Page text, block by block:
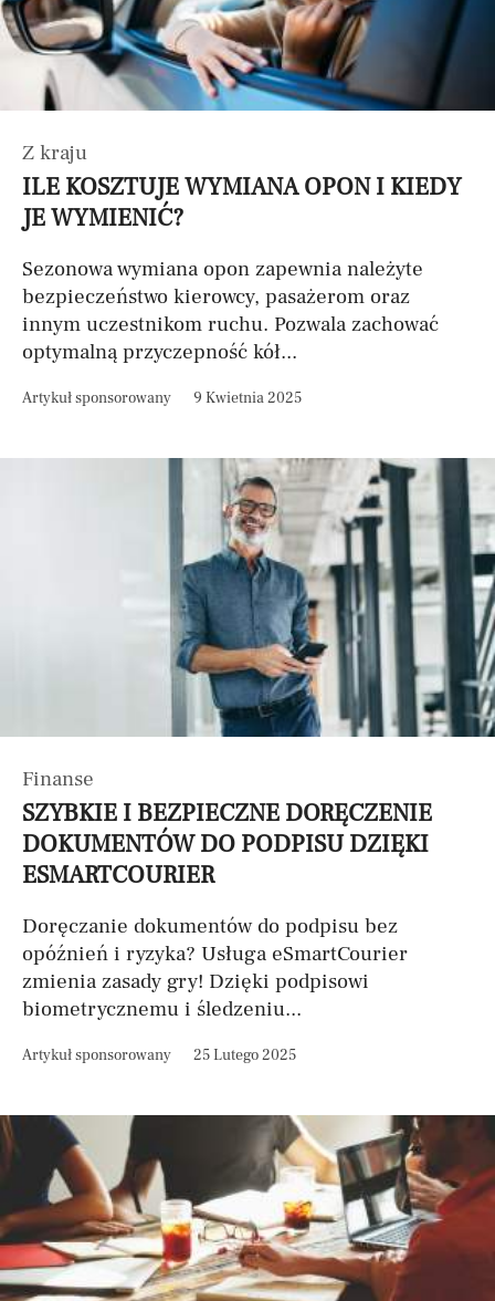
Z kraju
ILE KOSZTUJE WYMIANA OPON I KIEDY
JE WYMIENIĆ?
Sezonowa wymiana opon zapewnia należyte
bezpieczeństwo kierowcy, pasażerom oraz
innym uczestnikom ruchu. Pozwala zachować
optymalną przyczepność kół...
Artykuł sponsorowany 9 Kwietnia 2025
Finanse
SZYBKIE I BEZPIECZNE DORĘCZENIE
DOKUMENTÓW DO PODPISU DZIĘKI
ESMARTCOURIER
Doręczanie dokumentów do podpisu bez
opóźnień i ryzyka? Usługa eSmartCourier
zmienia zasady gry! Dzięki podpisowi
biometrycznemu i śledzeniu...
Artykuł sponsorowany 25 Lutego 2025